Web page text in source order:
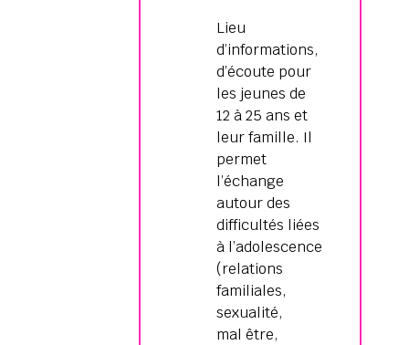
Lieu
d’informations,
d’écoute pour
les jeunes de
12 à 25 ans et
leur famille. Il
permet
l’échange
autour des
difficultés liées
à l’adolescence
(relations
familiales,
sexualité,
mal être,